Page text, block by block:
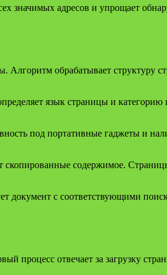
значимых адресов и упрощает
Алгоритм обрабатывает структуру
язык страницы и
под портативные гаджеты и
скопированные содержимое.
документ с соответствующими
процесс отвечает за загрузку